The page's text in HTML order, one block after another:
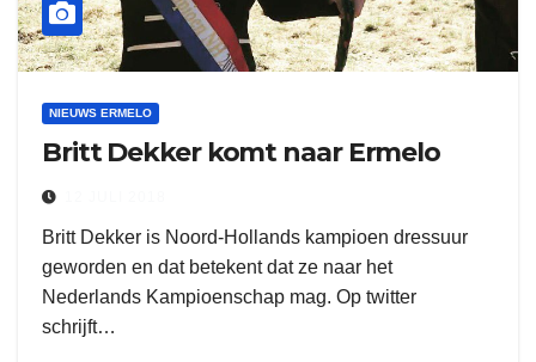
NIEUWS ERMELO
Britt Dekker komt naar Ermelo
Britt Dekker is Noord-Hollands kampioen dressuur
geworden en dat betekent dat ze naar het
Nederlands Kampioenschap mag. Op twitter
schrijft…